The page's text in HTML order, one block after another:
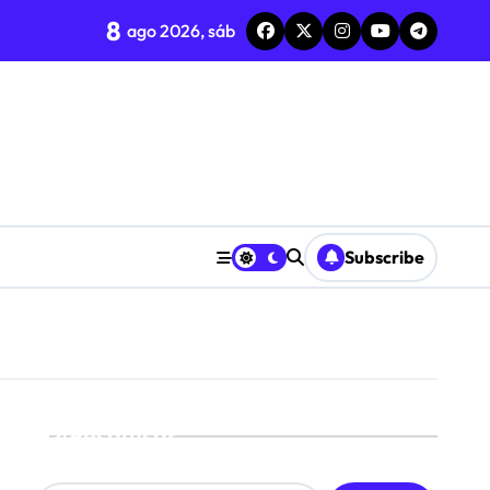
8 ago 2026, sáb
Subscribe
Pesquisar